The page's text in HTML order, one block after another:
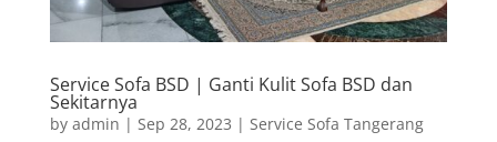
Service Sofa BSD | Ganti Kulit Sofa BSD dan
Sekitarnya
by admin | Sep 28, 2023 | Service Sofa Tangerang